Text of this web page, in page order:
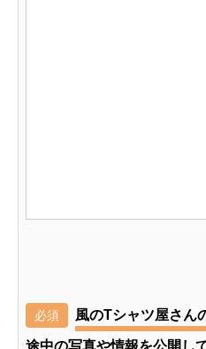
必須 風のTシャツ屋さん
途中の写真や情報を公開し